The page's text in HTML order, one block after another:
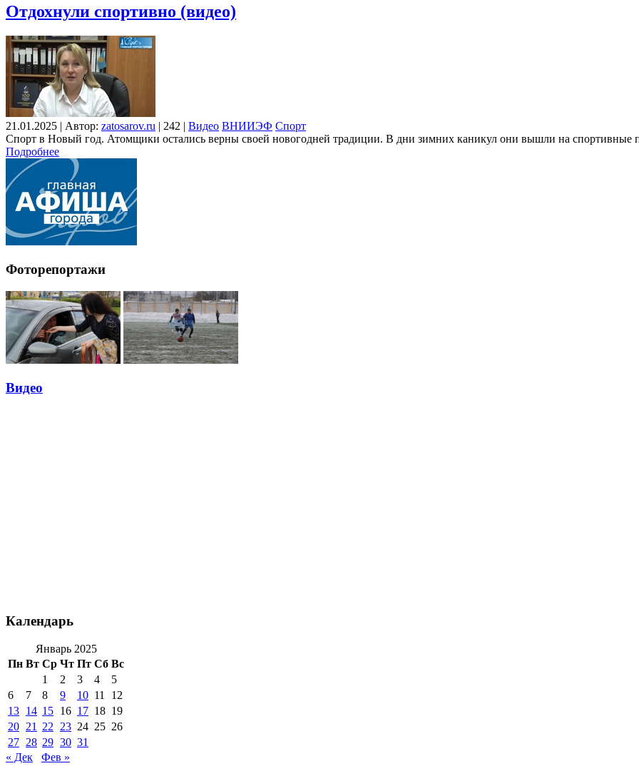
Отдохнули спортивно (видео)
21.01.2025 | Автор: zatosarov.ru | 242 | Видео ВНИИЭФ Спорт
Спорт в Новый год. Атомщики остались верны своей новогодней традиции. В дни зимних каникул они вышли на спортивные
Подробнее
Фоторепортажи
Видео
Календарь
Январь 2025
Пн Вт Ср Чт Пт Сб Вс
1
2 3 4
5
6
7 8 9 10 11
12
13 14 15 16 17 18 19
20 21 22 23 24 25 26
27 28 29 30 31
« Дек
Фев »